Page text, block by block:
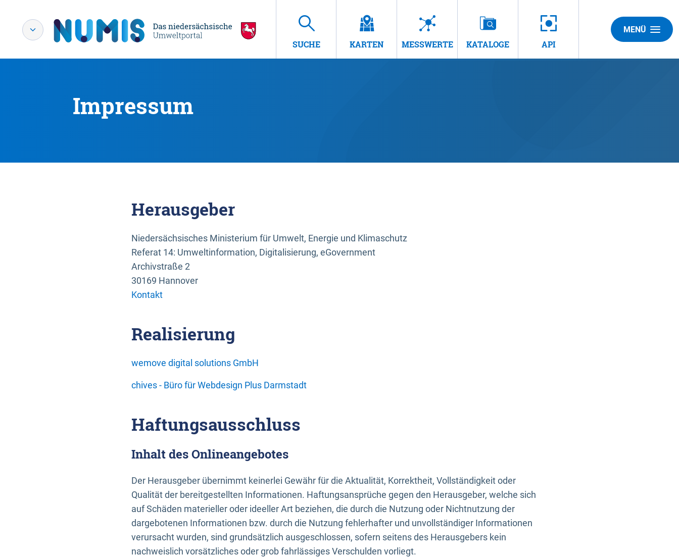
SUCHE KARTEN MESSWERTE KATALOGE API
MENÜ
Impressum
Herausgeber
Niedersächsisches Ministerium für Umwelt, Energie und Klimaschutz
Referat 14: Umweltinformation, Digitalisierung, eGovernment
Archivstraße 2
30169 Hannover
Kontakt
Realisierung
wemove digital solutions GmbH
chives - Büro für Webdesign Plus Darmstadt
Haftungsausschluss
Inhalt des Onlineangebotes
Der Herausgeber übernimmt keinerlei Gewähr für die Aktualität, Korrektheit, Vollständigkeit oder
Qualität der bereitgestellten Informationen. Haftungsansprüche gegen den Herausgeber, welche sich
auf Schäden materieller oder ideeller Art beziehen, die durch die Nutzung oder Nichtnutzung der
dargebotenen Informationen bzw. durch die Nutzung fehlerhafter und unvollständiger Informationen
verursacht wurden, sind grundsätzlich ausgeschlossen, sofern seitens des Herausgebers kein
nachweislich vorsätzliches oder grob fahrlässiges Verschulden vorliegt.